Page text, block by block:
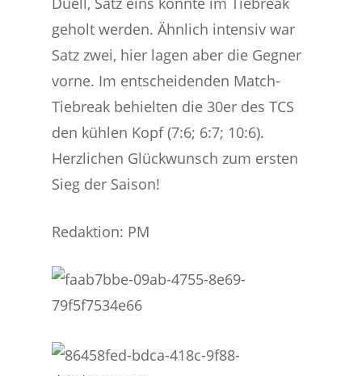
geholt werden. Ähnlich intensiv war
Satz zwei, hier lagen aber die Gegner
vorne. Im entscheidenden Match-
Tiebreak behielten die 30er des TCS
den kühlen Kopf (7:6; 6:7; 10:6).
Herzlichen Glückwunsch zum ersten
Sieg der Saison!
Redaktion: PM